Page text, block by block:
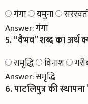
गंगा यमुना
Answer:गंगा
5. “वैभव” शब्द का अर्थ
समृद्धि विनाश
Answer:समृद्धि
6. पाटलिपुत्र की